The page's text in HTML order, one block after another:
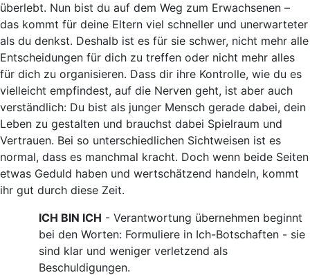
überlebt. Nun bist du auf dem Weg zum Erwachsenen –
das kommt für deine Eltern viel schneller und unerwarteter
als du denkst. Deshalb ist es für sie schwer, nicht mehr alle
Entscheidungen für dich zu treffen oder nicht mehr alles
für dich zu organisieren. Dass dir ihre Kontrolle, wie du es
vielleicht empfindest, auf die Nerven geht, ist aber auch
verständlich: Du bist als junger Mensch gerade dabei, dein
Leben zu gestalten und brauchst dabei Spielraum und
Vertrauen. Bei so unterschiedlichen Sichtweisen ist es
normal, dass es manchmal kracht. Doch wenn beide Seiten
etwas Geduld haben und wertschätzend handeln, kommt
ihr gut durch diese Zeit.
ICH BIN ICH - Verantwortung übernehmen beginnt
bei den Worten: Formuliere in Ich-Botschaften - sie
sind klar und weniger verletzend als
Beschuldigungen.